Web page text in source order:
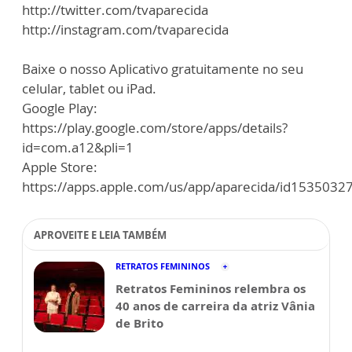
http://twitter.com/tvaparecida
http://instagram.com/tvaparecida
Baixe o nosso Aplicativo gratuitamente no seu
celular, tablet ou iPad.
Google Play:
https://play.google.com/store/apps/details?
id=com.a12&pli=1
Apple Store:
https://apps.apple.com/us/app/aparecida/
APROVEITE E LEIA TAMBÉM
RETRATOS FEMININOS
Retratos Femininos relembra os
40 anos de carreira da atriz Vânia
de Brito